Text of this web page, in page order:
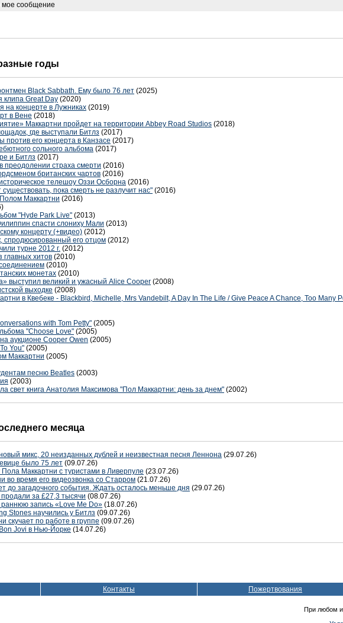
мое сообщение
годы
Black Sabbath. Ему было 76 лет (2025)
клипа Great Day (2020)
на концерте в Лужниках (2019)
в Вене (2018)
Маккартни пройдет на территории Abbey Road Studios (2018)
где выступали Битлз (2017)
его концерта в Канзасе (2017)
сольного альбома (2017)
и Битлз (2017)
преодолении страха смерти (2016)
британских чартов (2016)
телешоу Оззи Осборна (2016)
пока смерть не разлучит нас" (2016)
Маккартни (2016)
"Hyde Park Live" (2013)
спасти слониху Мали (2013)
концерту (+видео) (2012)
спродюсированный его отцом (2012)
турне 2012 г. (2012)
главных хитов (2010)
(2010)
монетах (2010)
выступил великий и ужасный Alice Cooper (2008)
выходке (2008)
в Квебеке - Blackbird, Michelle, Mrs Vandebilt, A Day In The Life / Give Peace A Chance, Too Many
with Tom Petty" (2005)
"Choose Love" (2005)
аукционе Cooper Owen (2005)
You" (2005)
Маккартни (2005)
песню Beatles (2003)
(2003)
свет книга Анатолия Максимова "Пол Маккартни: день за днем" (2002)
месяца
микс, 20 неизданных дублей и неизвестная песня Леннона (29.07.26)
было 75 лет (09.07.26)
Маккартни с туристами в Ливерпуле (23.07.26)
во время его видеозвонка со Старром (21.07.26)
до загадочного события. Ждать осталось меньше дня (29.07.26)
за £27,3 тысячи (08.07.26)
запись «Love Me Do» (18.07.26)
Stones научились у Битлз (09.07.26)
скучает по работе в группе (09.07.26)
Jovi в Нью-Йорке (14.07.26)
Контакты Пожертвования
При любом